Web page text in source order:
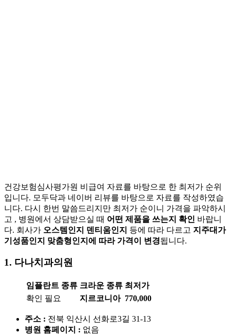
건강보험심사평가원 비급여 자료를 바탕으로 한 최저가 순위
입니다. 모두닥과 네이버 리뷰를 바탕으로 자료를 작성하였습
니다. 다시 한번 말씀드리지만 최저가 순이니 가격을 파악하시
고 , 병원에서 상담받으실 때 어떤 제품을 쓰는지 확인 바랍니
다. 회사가 오스템인지 덴티움인지 등에 따라 다르고 지주대가
기성품인지 맞춤형인지에 따라 가격이 변경됩니다.
1. 다나치과의원
임플란트 종류 크라운 종류 최저가
확인 필요
지르코니아 770,000
주소 : 전북 익산시 선화로3길 31-13
병원 홈페이지 : 없음